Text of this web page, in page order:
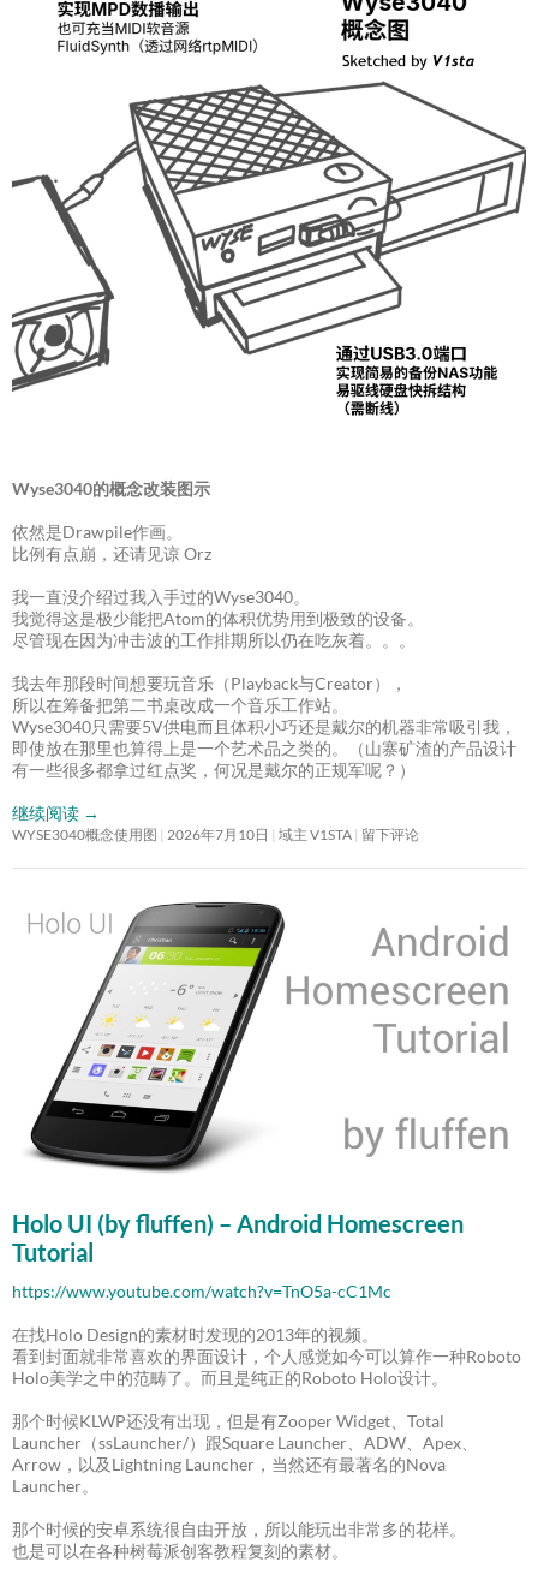
Wyse3040的概念改装图示
依然是Drawpile作画。
比例有点崩，还请见谅 Orz
我一直没介绍过我入手过的Wyse3040。
我觉得这是极少能把Atom的体积优势用到极致的设备。
尽管现在因为冲击波的工作排期所以仍在吃灰着。。。
我去年那段时间想要玩音乐（Playback与Creator），
所以在筹备把第二书桌改成一个音乐工作站。
Wyse3040只需要5V供电而且体积小巧还是戴尔的机器非常吸引我，
即使放在那里也算得上是一个艺术品之类的。（山寨矿渣的产品设计
有一些很多都拿过红点奖，何况是戴尔的正规军呢？）
继续阅读 →
WYSE3040概念使用图 2026年7月10日 域主 V1STA 留下评论
Holo UI (by fluffen) – Android Homescreen
Tutorial
https://www.youtube.com/watch?v=TnO5a-cC1Mc
在找Holo Design的素材时发现的2013年的视频。
看到封面就非常喜欢的界面设计，个人感觉如今可以算作一种Roboto
Holo美学之中的范畴了。而且是纯正的Roboto Holo设计。
那个时候KLWP还没有出现，但是有Zooper Widget、Total
Launcher（ssLauncher/）跟Square Launcher、ADW、Apex、
Arrow，以及Lightning Launcher，当然还有最著名的Nova
Launcher。
那个时候的安卓系统很自由开放，所以能玩出非常多的花样。
也是可以在各种树莓派创客教程复刻的素材。